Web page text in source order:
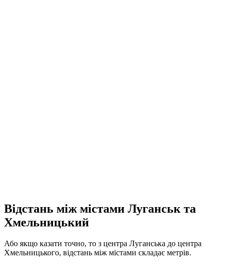
Відстань між містами Луганськ та
Хмельницький
Або якщо казати точно, то з центра Луганська до центра
Хмельницького, відстань між містами складає метрів.